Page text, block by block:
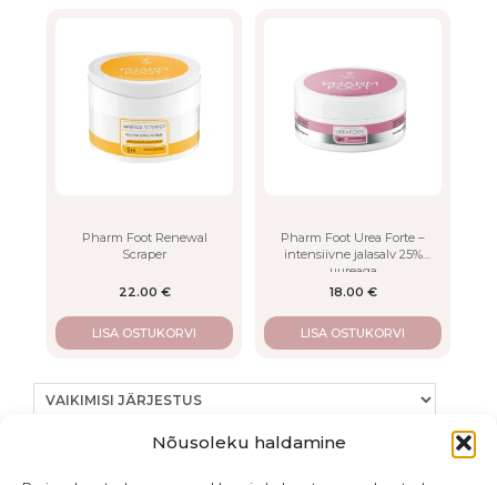
Nõusoleku haldamine
Pharm Foot Renewal
Scraper
22.00 €
LISA OSTUKORVI
Pharm Foot Urea Forte –
intensiivne jalasalv 25%
uureaga
18.00 €
LISA OSTUKORVI